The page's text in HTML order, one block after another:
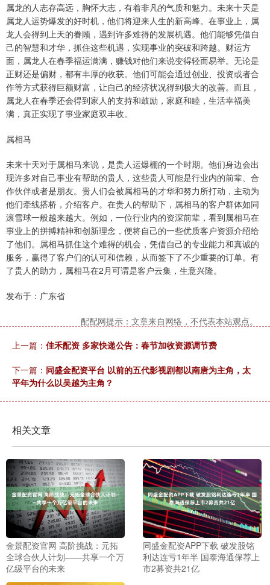
属龙的人志存高远，胸怀大志，有着非凡的气质和魅力。未来十天是
属龙人运势爆发的好时机，他们将迎来人生的新高峰。在事业上，属
龙人会得到上天的眷顾，遇到许多难得的发展机遇。他们能够凭借自
己的智慧和才华，抓住这些机遇，实现事业的突破和跨越。财运方
面，属龙人在春季福运满满，赚钱对他们来说变得轻而易举。无论是
正财还是偏财，都有丰厚的收获。他们可能会通过创业、投资或者合
作等方式获得巨额财富，让自己的经济状况得到极大的改善。而且，
属龙人在春季还会得到家人的支持和鼓励，家庭和睦，生活幸福美
满，真正实现了事业家庭双丰收。
属相马
未来十天对于属相马来说，是贵人运爆棚的一个时期。他们身边会出
现许多对自己事业有帮助的贵人，这些贵人可能是行业内的前辈、合
作伙伴或者是朋友。贵人们会被属相马的才华和努力所打动，主动为
他们牵线搭桥，介绍客户。在贵人的帮助下，属相马的客户群体如同
滚雪球一般越来越大。例如，一位行业内的资深前辈，看到属相马在
事业上的拼搏精神和创新理念，便将自己的一些优质客户资源介绍给
了他们。属相马抓住这个难得的机会，凭借自己的专业能力和真诚的
服务，赢得了客户们的认可和信赖，从而签下了不少重要的订单。有
了贵人的助力，属相马在2月可谓是客户云集，生意兴隆。
发布于：广东省
配配网提示：文章来自网络，不代表本站观点。
上一篇： 佳禾配资 多家快递公告：春节加收资源调节费
下一篇： 同盛金配资平台 以前的五代影视剧都以南唐为主角，太
平年为什么以吴越为主角？
相关文章
金景配资官网 高阶挑战：元拓
全球合伙人计划——共享一个万
亿级平台的未来
同盛金配资APP下载 破发股铭
利达连亏1年半 国泰海通保荐上
市2募资共21亿